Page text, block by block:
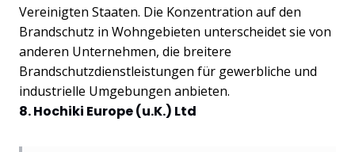
Vereinigten Staaten. Die Konzentration auf den
Brandschutz in Wohngebieten unterscheidet sie von
anderen Unternehmen, die breitere
Brandschutzdienstleistungen für gewerbliche und
industrielle Umgebungen anbieten.
8. Hochiki Europe (u.K.) Ltd